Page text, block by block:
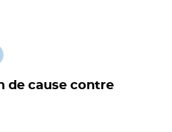
de cause contre